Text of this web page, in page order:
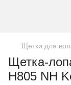
Щетки для
Щетка-
H805 NH